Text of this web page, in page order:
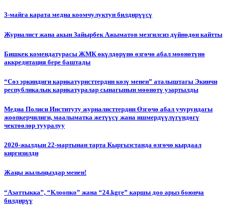
3-майга карата медиа коомчулуктун билдирүүсү
Журналист жана акын Зайырбек Ажыматов мезгилсиз дүйнөдөн кайтты
Бишкек комендатурасы ЖМК өкүлдөрүнө өзгөчө абал мөөнөтүнө
аккредитация бере баштады
“Сөз эркиндиги карикатуристтердин көзү менен” аталыштагы Экинчи
республикалык карикатуралар сынагынын мөөнөтү узартылды
Медиа Полиси Институту журналисттердин Өзгөчө абал учурундагы
жоопкерчилиги, маалыматка жетүүсү жана ишмердүүлүгүндөгү
чектөөлөр тууралуу
2020-жылдын 22-мартынан тарта Кыргызстанда өзгөчө кырдаал
киргизилди
Жаңы жылыңыздар менен!
“Азаттыкка”, “Клоопко” жана “24.kgге” каршы доо арыз боюнча
билдирүү